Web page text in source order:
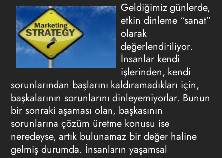
Geldiğimiz günlerde,
etkin dinleme “sanat”
olarak
değerlendiriliyor.
İnsanlar kendi
işlerinden, kendi
sorunlarından başlarını kaldıramadıkları için,
başkalarının sorunlarını dinleyemiyorlar. Bunun
bir sonraki aşaması olan, başkasının
sorunlarına çözüm üretme konusu ise
neredeyse, artık bulunamaz bir değer haline
gelmiş durumda. İnsanların yaşamsal